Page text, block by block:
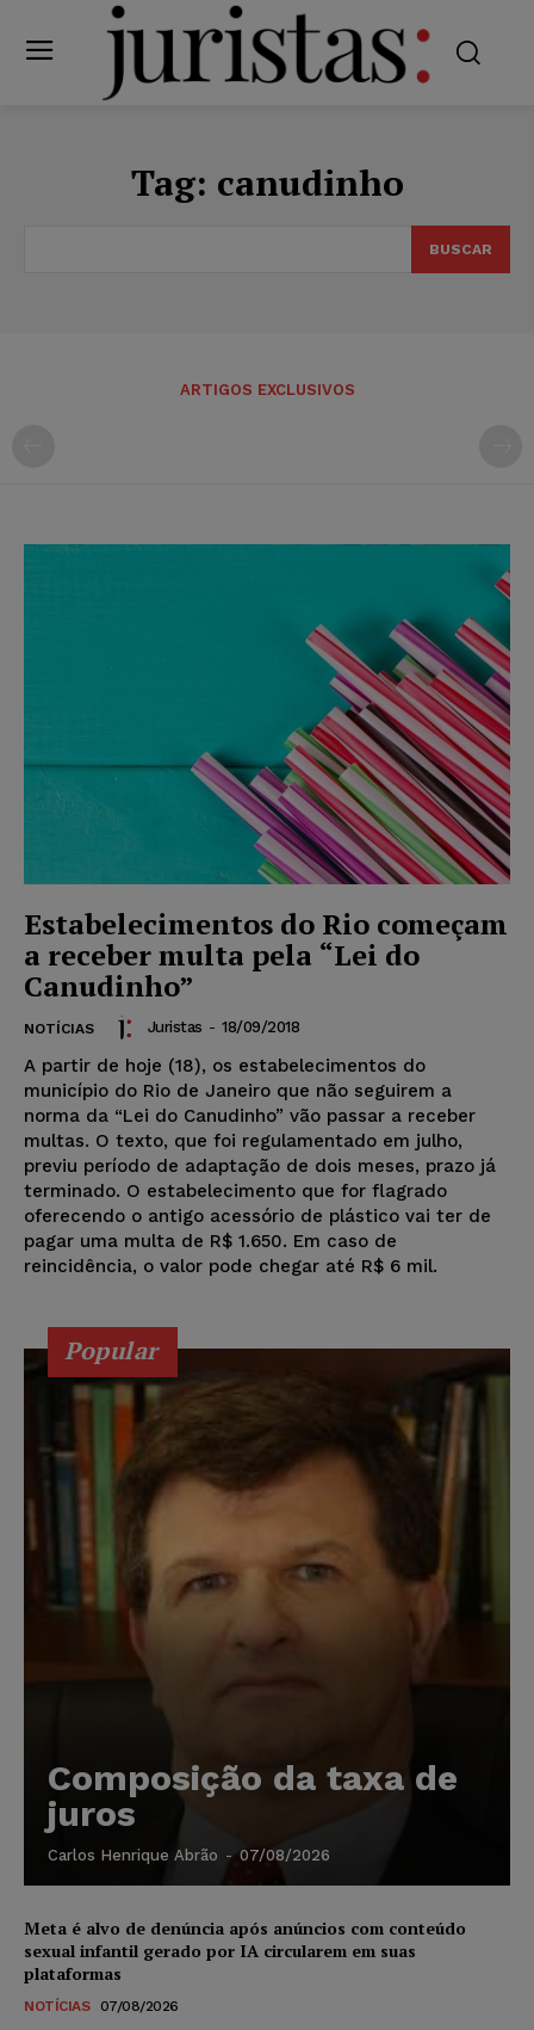
Tag: canudinho
BUSCAR
ARTIGOS EXCLUSIVOS
Estabelecimentos do Rio começam
a receber multa pela “Lei do
Canudinho”
NOTÍCIAS Juristas - 18/09/2018
A partir de hoje (18), os estabelecimentos do
município do Rio de Janeiro que não seguirem a
norma da “Lei do Canudinho” vão passar a receber
multas. O texto, que foi regulamentado em julho,
previu período de adaptação de dois meses, prazo já
terminado. O estabelecimento que for flagrado
oferecendo o antigo acessório de plástico vai ter de
pagar uma multa de R$ 1.650. Em caso de
reincidência, o valor pode chegar até R$ 6 mil.
Popular
Composição da taxa de
juros
Carlos Henrique Abrão - 07/08/2026
Meta é alvo de denúncia após anúncios com conteúdo
sexual infantil gerado por IA circularem em suas
plataformas
NOTÍCIAS 07/08/2026